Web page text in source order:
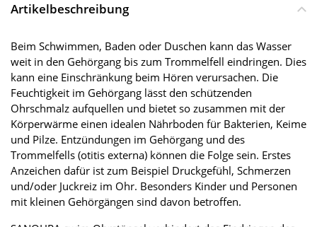
Artikelbeschreibung
Beim Schwimmen, Baden oder Duschen kann das Wasser
weit in den Gehörgang bis zum Trommelfell eindringen. Dies
kann eine Einschränkung beim Hören verursachen. Die
Feuchtigkeit im Gehörgang lässt den schützenden
Ohrschmalz aufquellen und bietet so zusammen mit der
Körperwärme einen idealen Nährboden für Bakterien, Keime
und Pilze. Entzündungen im Gehörgang und des
Trommelfells (otitis externa) können die Folge sein. Erstes
Anzeichen dafür ist zum Beispiel Druckgefühl, Schmerzen
und/oder Juckreiz im Ohr. Besonders Kinder und Personen
mit kleinen Gehörgängen sind davon betroffen.